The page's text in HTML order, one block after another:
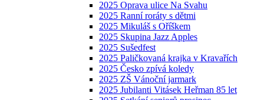
2025 Oprava ulice Na Svahu
2025 Ranní roráty s dětmi
2025 Mikuláš s Oříškem
2025 Skupina Jazz Apples
2025 Sušedfest
2025 Paličkovaná krajka v Kravařích
2025 Česko zpívá koledy
2025 ZŠ Vánoční jarmark
2025 Jubilanti Vitásek Heřman 85 let